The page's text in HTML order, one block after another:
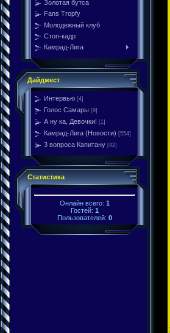
Золотая бутса
Fans Tropfy
Молодежный клуб
Стоп-кадр
Камрад-Лига
Дайджест
Интервью [4]
Голос Самары [9]
А ну ка, Девочки! [1]
Камрад-Лига (Новости) [554]
3 вопроса Капитану [42]
Статистика
Онлайн всего: 1
Гостей: 1
Пользователей: 0